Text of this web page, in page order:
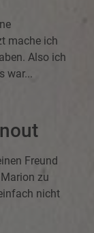
mache ich
Also ich
war...
Freund
zu
nicht